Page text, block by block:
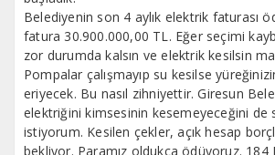
Belediyenin son 4 aylık elektrik faturası
fatura 30.900.000,00 TL. Eğer seçimi
zor durumda kalsın ve elektrik kesilsin
Pompalar çalışmayıp su kesilse
eriyecek. Bu nasıl zihniyettir. Giresun
elektriğini kimsesinin kesemeyeceğini de
istiyorum. Kesilen çekler, açık hesap
bekliyor. Paramız oldukça ödüyoruz. 184